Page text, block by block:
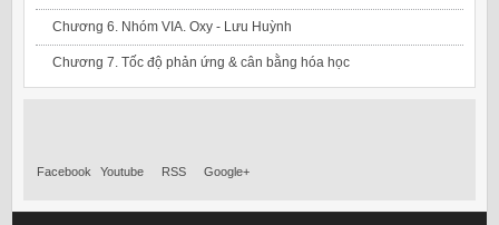
Chương 6. Nhóm VIA. Oxy - Lưu Huỳnh
Chương 7. Tốc độ phản ứng & cân bằng hóa học
Facebook Youtube RSS Google+